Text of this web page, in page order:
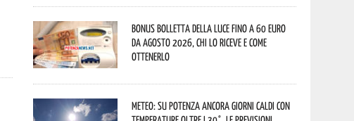
Bonus bolletta della luce fino a 60 euro
da agosto 2026, chi lo riceve e come
ottenerlo
Meteo: su Potenza ancora giorni caldi con